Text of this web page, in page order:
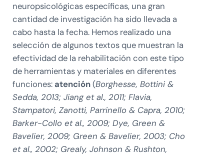
neuropsicológicas específicas, una gran
cantidad de investigación ha sido llevada a
cabo hasta la fecha. Hemos realizado una
selección de algunos textos que muestran la
efectividad de la rehabilitación con este tipo
de herramientas y materiales en diferentes
funciones: atención(Borghesse, Bottini &
Sedda, 2013; Jiang et al., 2011; Flavia,
Stampatori, Zanotti, Parrinello & Capra, 2010;
Barker-Collo et al., 2009; Dye, Green &
Bavelier, 2009; Green & Bavelier, 2003; Cho
et al., 2002; Grealy, Johnson & Rushton,